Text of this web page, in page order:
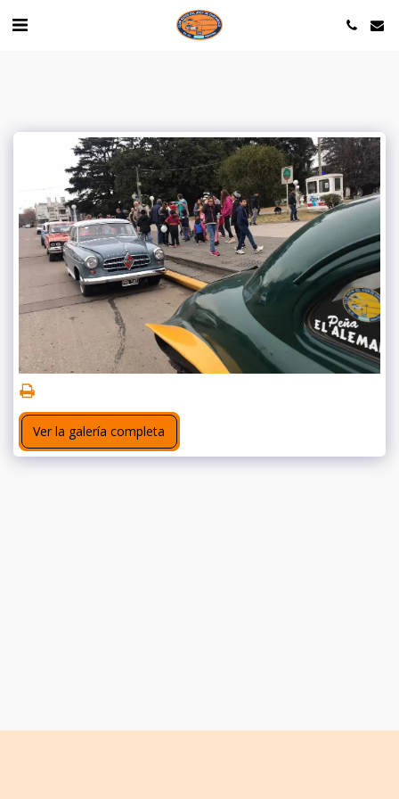
Ver la galería completa